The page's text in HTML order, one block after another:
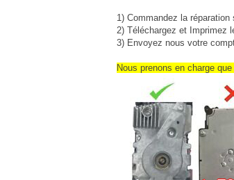
1) Commandez la réparation
2) Téléchargez et Imprimez
3) Envoyez nous votre
Nous prenons en charge